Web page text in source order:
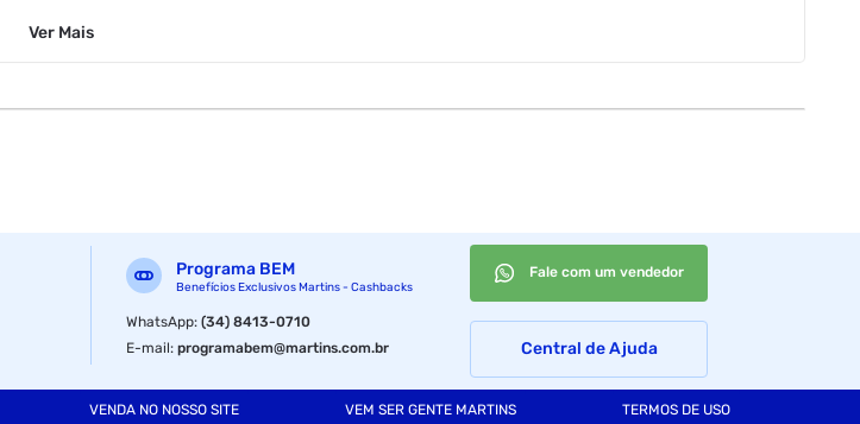
Ver Mais
Programa BEM
Benefícios Exclusivos Martins - Cashbacks
WhatsApp:(34) 8413-0710
E-mail:programabem@martins.com.br
Fale com um vendedor
Central de Ajuda
VENDA NO NOSSO SITE VEM SER GENTE MARTINS TERMOS DE USO